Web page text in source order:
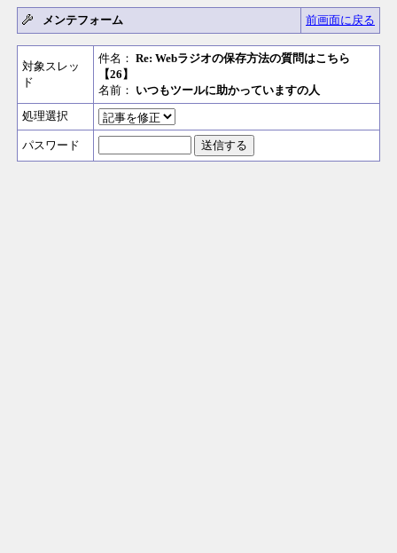
メンテフォーム 前画面に戻る
対象スレッ
ド
件名： Re: Webラジオの保存方法の質問はこちら
【26】
名前： いつもツールに助かっていますの人
処理選択
パスワード